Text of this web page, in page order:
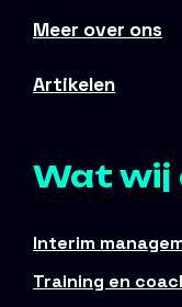
Meer over ons
Artikelen
Wat wij
Interim
Training en